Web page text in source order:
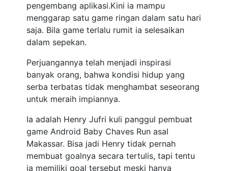
pengembang aplikasi.Kini ia mampu
menggarap satu game ringan dalam satu hari
saja. Bila game terlalu rumit ia selesaikan
dalam sepekan.
Perjuangannya telah menjadi inspirasi
banyak orang, bahwa kondisi hidup yang
serba terbatas tidak menghambat seseorang
untuk meraih impiannya.
Ia adalah Henry Jufri kuli panggul pembuat
game Android Baby Chaves Run asal
Makassar. Bisa jadi Henry tidak pernah
membuat goalnya secara tertulis, tapi tentu
ia memiliki goal tersebut meski hanya